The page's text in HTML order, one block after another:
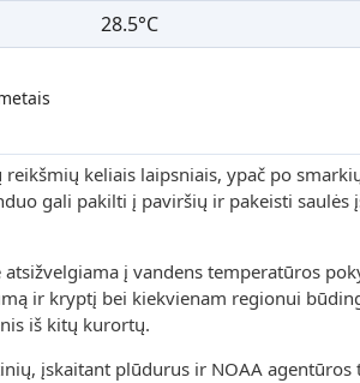
28.5°C
keliais laipsniais, ypač po
gali pakilti į paviršių ir pakeisti saulės
į vandens temperatūros
ir kryptį bei kiekvienam regionui
iš kitų kurortų.
įskaitant plūdurus ir NOAA agentūros